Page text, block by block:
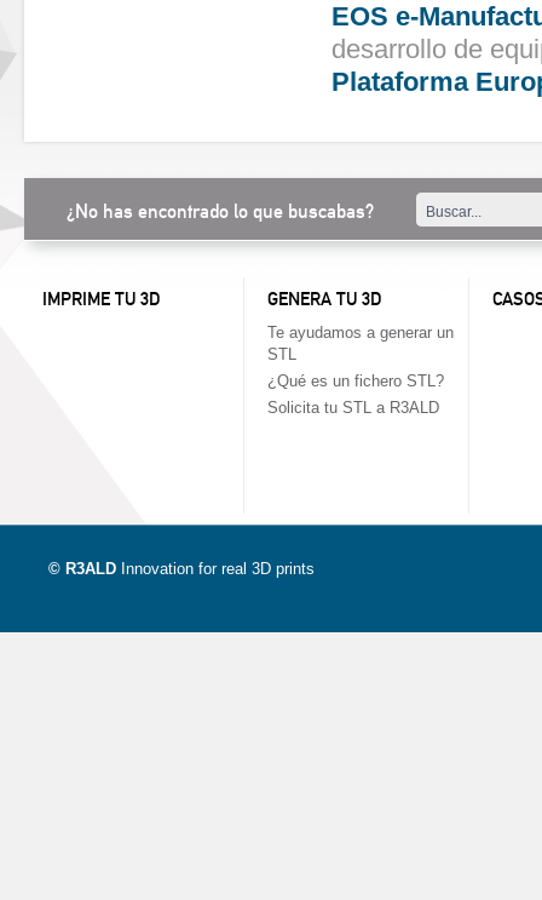
EOS e-
desarrollo de
Plataforma
¿No has encontrado lo que buscabas?
IMPRIME TU 3D GENERA TU 3D
Te ayudamos a generar un
STL
¿Qué es un fichero STL?
Solicita tu STL a R3ALD
© R3ALD Innovation for real 3D prints